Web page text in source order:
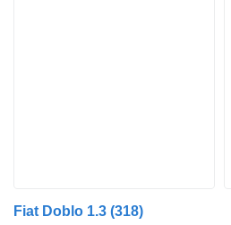
Fiat Doblo 1.3 (318)